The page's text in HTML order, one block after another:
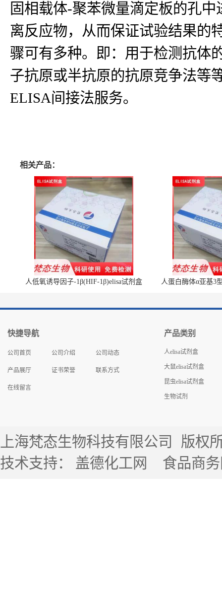
固相载体-聚苯微量滴定板的孔
离反应物，从而保证试验结果的
骤可有多种。即：用于检测抗体
子抗原或半抗原的抗原竞争法等
ELISA间接法服务。
相关产品：
人低氧诱导因子-1β(HIF-1β)elisa试剂盒 人蛋白酶体α亚基3
快捷导航
公司首页 公司介绍 公司动态
产品展厅 证书荣誉 联系方式
在线留言
产品类别
人elisa试剂盒
大鼠elisa试剂盒
昆虫elisa试剂盒
生物试剂
上海梵态生物科技有限公司
版权
技术支持： 盖德化工网 食品商